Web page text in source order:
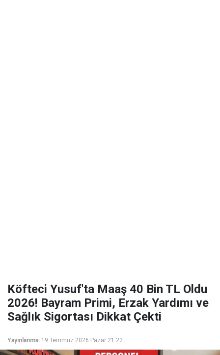
Köfteci Yusuf'ta Maaş 40 Bin TL Oldu
2026! Bayram Primi, Erzak Yardımı ve
Sağlık Sigortası Dikkat Çekti
Yayınlanma: 19 Temmuz 2026 Pazar 21:22